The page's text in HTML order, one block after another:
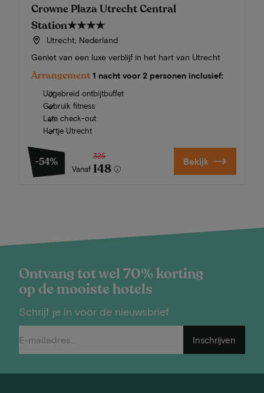
Crowne Plaza Utrecht Central
Station★★★★
Utrecht, Nederland
Geniet van een luxe verblijf in het hart van Utrecht
Arrangement 1 nacht voor 2 personen inclusief:
Uitgebreid ontbijtbuffet
Gebruik fitness
Late check-out
Hartje Utrecht
-54%
Vanaf
325
148 Bekijk
Ontvang tot wel 70% korting
op de mooiste hotels
Schrijf je in voor de nieuwsbrief
Inschrijven